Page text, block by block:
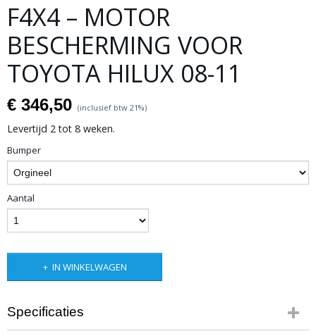
F4X4 – MOTOR
BESCHERMING VOOR
TOYOTA HILUX 08-11
€ 346,50 (inclusief btw 21%)
Levertijd 2 tot 8 weken.
Bumper
Aantal
IN WINKELWAGEN
Specificaties